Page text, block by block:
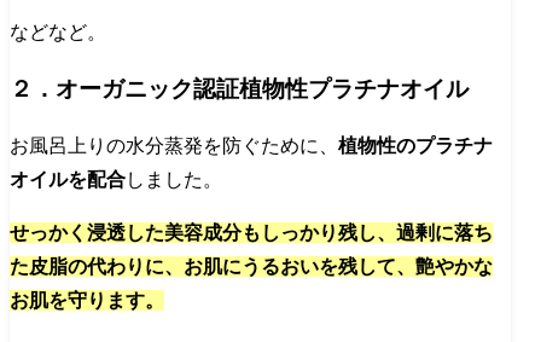
などなど。
２．オーガニック認証植物性プラチナオイル
お風呂上りの水分蒸発を防ぐために、 植物性のプラチナ
オイルを配合しました。
せっかく浸透した美容成分もしっかり残し、過剰に落ち
た皮脂の代わりに、お肌にうるおいを残して、艶やかな
お肌を守ります。